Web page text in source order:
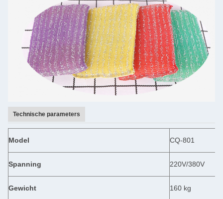
Technische parameters
Model CQ-801
Spanning 220V/380V
Gewicht 160 kg